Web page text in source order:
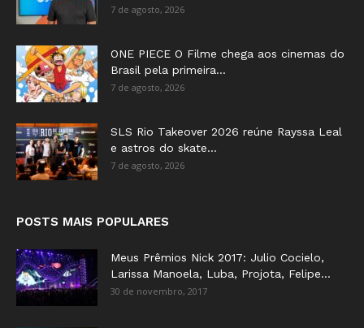
7 de agosto, 2026
ONE PIECE O Filme chega aos cinemas do
Brasil pela primeira...
7 de agosto, 2026
SLS Rio Takeover 2026 reúne Rayssa Leal
e astros do skate...
7 de agosto, 2026
POSTS MAIS POPULARES
Meus Prêmios Nick 2017: Julio Cocielo,
Larissa Manoela, Luba, Projota, Felipe...
30 de novembro, 2017